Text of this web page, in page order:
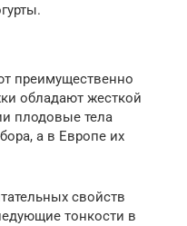
преимущественно
обладают жесткой
плодовые тела
а в Европе их
свойств
тонкости в